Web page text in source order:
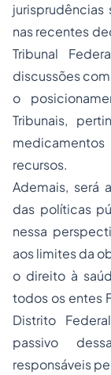
nas recentes
Tribunal
discussões
o
Tribunais,
recursos.
Ademais, será
das políticas
nessa
aos limites da
o direito à
todos os entes
Distrito
passivo
responsáveis